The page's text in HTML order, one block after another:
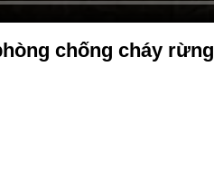
chống cháy rừng